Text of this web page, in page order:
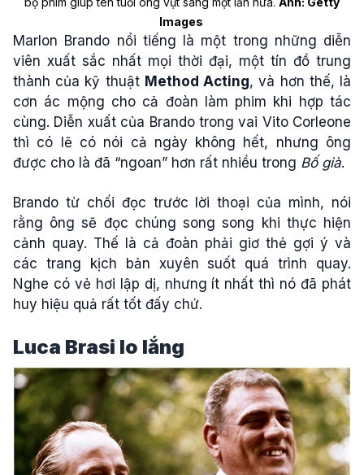
Images
Marlon Brando nổi tiếng là một trong những diễn
viên xuất sắc nhất mọi thời đại, một tín đồ trung
thành của kỹ thuật Method Acting, và hơn thế, là
cơn ác mộng cho cả đoàn làm phim khi hợp tác
cùng. Diễn xuất của Brando trong vai Vito Corleone
thì có lẽ có nói cả ngày không hết, nhưng ông
được cho là đã “ngoan” hơn rất nhiều trong Bố già.
Brando từ chối đọc trước lời thoại của mình, nói
rằng ông sẽ đọc chúng song song khi thực hiện
cảnh quay. Thế là cả đoàn phải giơ thẻ gợi ý và
các trang kịch bản xuyên suốt quá trình quay.
Nghe có vẻ hơi lập dị, nhưng ít nhất thì nó đã phát
huy hiệu quả rất tốt đấy chứ.
Luca Brasi lo lắng